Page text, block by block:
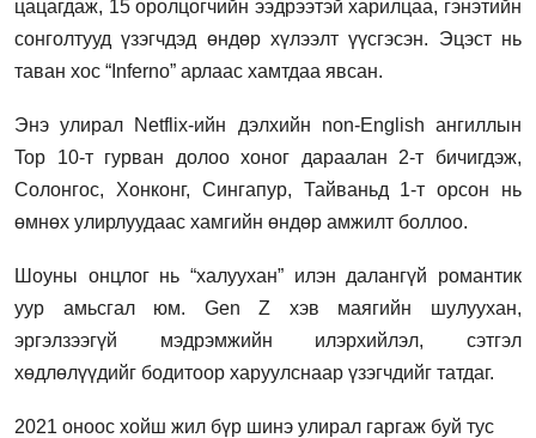
цацагдаж, 15 оролцогчийн ээдрээтэй харилцаа, гэнэтийн
сонголтууд үзэгчдэд өндөр хүлээлт үүсгэсэн. Эцэст нь
таван хос “Inferno” арлаас хамтдаа явсан.
Энэ улирал Netflix-ийн дэлхийн non-English ангиллын
Top 10-т гурван долоо хоног дараалан 2-т бичигдэж,
Солонгос, Хонконг, Сингапур, Тайваньд 1-т орсон нь
өмнөх улирлуудаас хамгийн өндөр амжилт боллоо.
Шоуны онцлог нь “халуухан” илэн далангүй романтик
уур амьсгал юм. Gen Z хэв маягийн шулуухан,
эргэлзээгүй мэдрэмжийн илэрхийлэл, сэтгэл
хөдлөлүүдийг бодитоор харуулснаар үзэгчдийг татдаг.
2021 оноос хойш жил бүр шинэ улирал гаргаж буй тус